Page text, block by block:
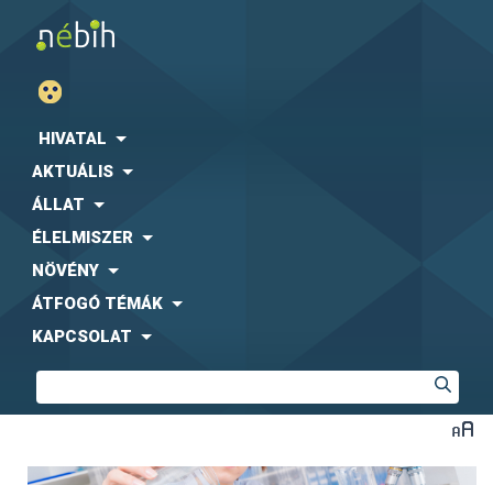
HIVATAL
AKTUÁLIS
ÁLLAT
ÉLELMISZER
NÖVÉNY
ÁTFOGÓ TÉMÁK
KAPCSOLAT